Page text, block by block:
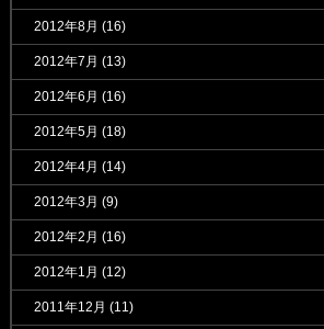
2012年8月 (16)
2012年7月 (13)
2012年6月 (16)
2012年5月 (18)
2012年4月 (14)
2012年3月 (9)
2012年2月 (16)
2012年1月 (12)
2011年12月 (11)